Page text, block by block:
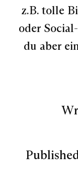
z.B. tolle
oder
du aber